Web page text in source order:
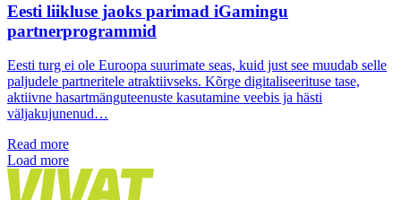
Eesti liikluse jaoks parimad iGamingu
partnerprogrammid
Eesti turg ei ole Euroopa suurimate seas, kuid just see muudab selle
paljudele partneritele atraktiivseks. Kõrge digitaliseerituse tase,
aktiivne hasartmänguteenuste kasutamine veebis ja hästi
väljakujunenud…
Read more
Load more